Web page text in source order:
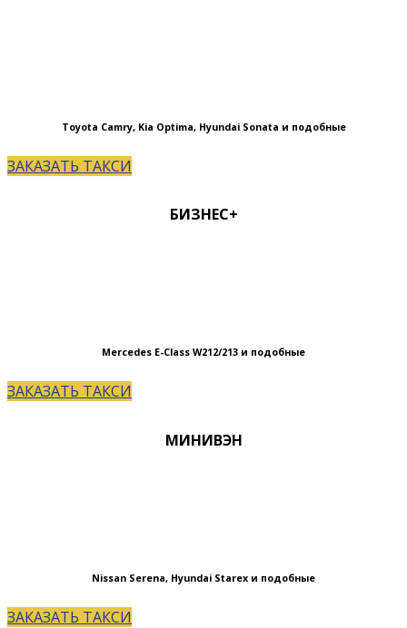
Toyota Camry, Kia Optima, Hyundai Sonata и подобные
ЗАКАЗАТЬ ТАКСИ
БИЗНЕС+
Mercedes E-Сlass W212/213 и подобные
ЗАКАЗАТЬ ТАКСИ
МИНИВЭН
Nissan Serena, Hyundai Starex и подобные
ЗАКАЗАТЬ ТАКСИ